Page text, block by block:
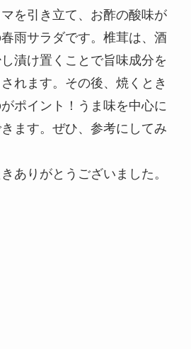
を引き立て、お酢の酸味が
雨サラダです。椎茸は、酒
漬け置くことで旨味成分を
れます。その後、焼くとき
ポイント！うま味を中心に
ます。ぜひ、参考にしてみ
ありがとうございました。